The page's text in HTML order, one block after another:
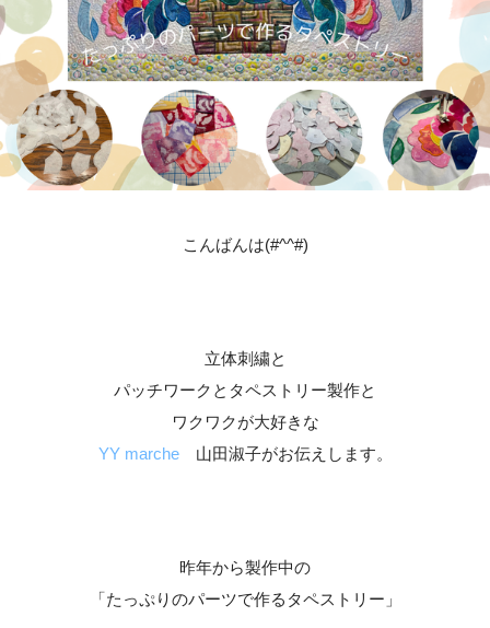
こんばんは(#^^#)
立体刺繍と
パッチワークとタペストリー製作と
ワクワクが大好きな
YY marche山田淑子がお伝えします。
昨年から製作中の
「たっぷりのパーツで作るタペストリー」